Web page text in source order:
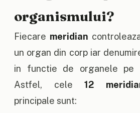
organismului?
Fiecare meridian
un organ din corp iar
in functie de organele pe
Astfel, cele 12
principale sunt: